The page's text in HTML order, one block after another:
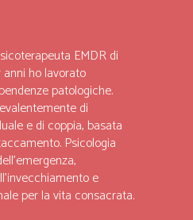
EMDR di
anni ho lavorato
patologiche.
di
e di coppia, basata
Psicologia
e
per la vita consacrata.